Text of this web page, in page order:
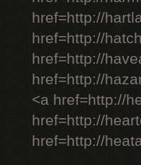
href=http://
href=http://
href=http://
href=http://
<a href=http://
href=http://
href=http://